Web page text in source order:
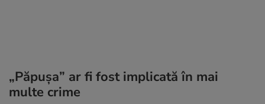
„Păpușa” ar fi fost implicată în mai
multe crime